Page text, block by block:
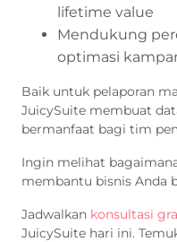
lifetime value
Mendukung
optimasi
Baik untuk pelaporan
JuicySuite membuat
bermanfaat bagi tim
Ingin melihat
membantu bisnis Anda
Jadwalkan konsultasi
JuicySuite hari ini.